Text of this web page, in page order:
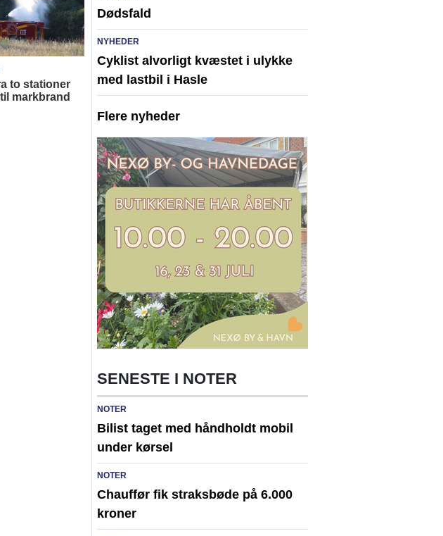
Dødsfald
NYHEDER
Cyklist alvorligt kvæstet i ulykke
med lastbil i Hasle
Flere nyheder
SENESTE I NOTER
NOTER
Bilist taget med håndholdt mobil
under kørsel
NOTER
Chauffør fik straksbøde på 6.000
kroner